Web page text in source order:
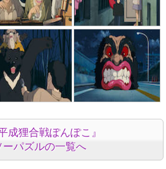
成狸合戦ぽんぽこ』
ーパズルの一覧へ